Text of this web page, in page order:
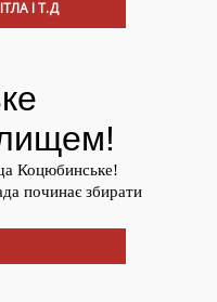
І Т.Д